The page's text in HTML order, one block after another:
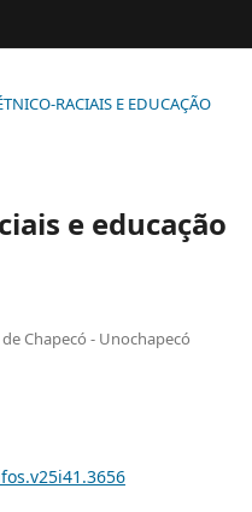
RACIAIS E EDUCAÇÃO
e educação
Chapecó - Unochapecó